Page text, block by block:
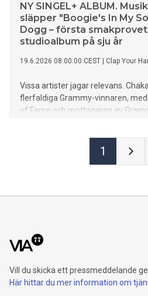
NY SINGEL+ ALBUM.
släpper "Boogie's In My
Dogg – första
studioalbum på sju år
19.6.2026 08:00:00 CEST Clap Your
Vissa artister jagar relevans.
flerfaldiga Grammy-vinnaren,
of Fame och mottagaren av
sju år. Den 18 september släpps
Records/BMG) – ett djärvt, nytt
1
Vill du skicka ett pressmeddelande
Här hittar du mer information om